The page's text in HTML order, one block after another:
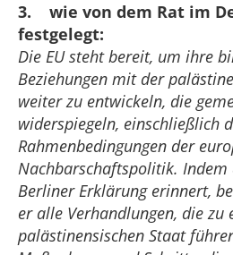
3. wie von dem Rat im
festgelegt:
Die EU steht bereit, um ihre
Beziehungen mit der
weiter zu entwickeln, die
widerspiegeln, einschließlich
Rahmenbedingungen der
Nachbarschaftspolitik. Indem
Berliner Erklärung erinnert,
er alle Verhandlungen, die zu
palästinensischen Staat